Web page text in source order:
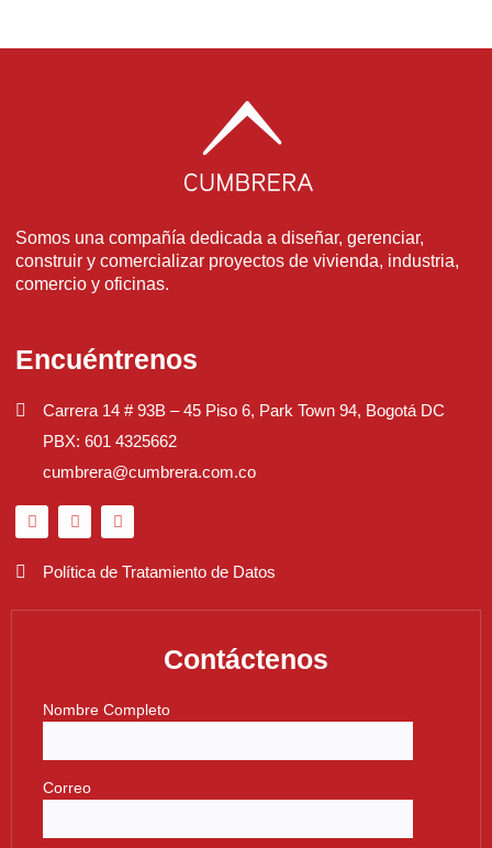
Somos una compañía dedicada a diseñar, gerenciar,
construir y comercializar proyectos de vivienda, industria,
comercio y oficinas.
Encuéntrenos
Carrera 14 # 93B – 45 Piso 6, Park Town 94, Bogotá DC
PBX: 601 4325662
cumbrera@cumbrera.com.co
Política de Tratamiento de Datos
Contáctenos
Nombre Completo
Correo